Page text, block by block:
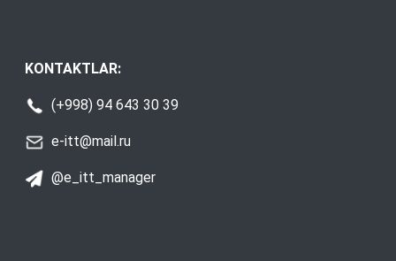
KONTAKTLAR:
(+998) 94 643 30 39
e-itt@mail.ru
@e_itt_manager